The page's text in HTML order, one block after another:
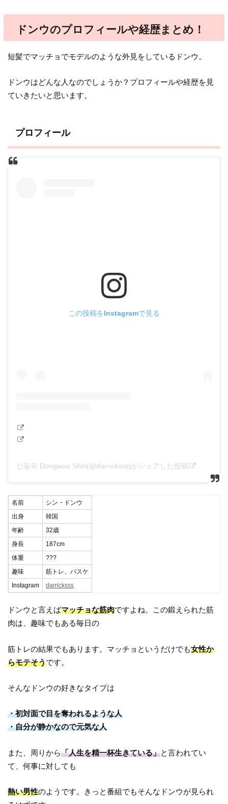
ドンウのプロフィールや経歴まとめ！
短髪でマッチョでモデルのような外見をしているドンウ。
ドンウはどんな人なのでしょうか？プロフィールや経歴を見
ていきたいと思います。
プロフィール
この投稿をInstagramで見る
신동우 Dongwoo Shin(@darricksss)がシェアした投稿
名前
シン・ドンウ
出身
韓国
年齢
32歳
身長
187cm
体重
???
趣味
筋トレ、バスケ
Instagram
darricksss
ドンウと言えばマッチョな筋肉ですよね。この鍛えられた筋
肉は、趣味でもある毎日の
筋トレの結果でもあります。マッチョというだけでも女性か
らモテそうです。
そんなドンウの好きなタイプは
・初対面で目を奪われるような人
・自分が静かなので元気な人
また、周りから「人生を精一杯生きている」と言われてい
て、何事に対しても
熱い男性のようです。きっと番組でもそんなドンウが見られ